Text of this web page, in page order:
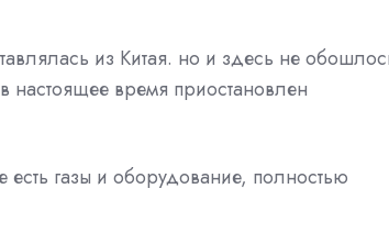
из Китая. но и здесь не
настоящее время приостановлен
газы и оборудование, полностью